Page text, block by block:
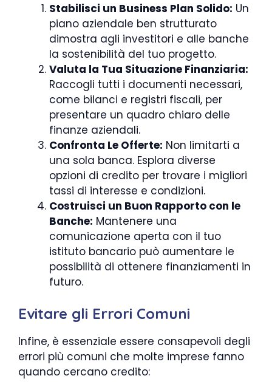
Stabilisci un Business Plan Solido: Un
piano aziendale ben strutturato
dimostra agli investitori e alle banche
la sostenibilità del tuo progetto.
Valuta la Tua Situazione Finanziaria:
Raccogli tutti i documenti necessari,
come bilanci e registri fiscali, per
presentare un quadro chiaro delle
finanze aziendali.
Confronta Le Offerte: Non limitarti a
una sola banca. Esplora diverse
opzioni di credito per trovare i migliori
tassi di interesse e condizioni.
Costruisci un Buon Rapporto con le
Banche: Mantenere una
comunicazione aperta con il tuo
istituto bancario può aumentare le
possibilità di ottenere finanziamenti in
futuro.
Evitare gli Errori Comuni
Infine, è essenziale essere consapevoli degli
errori più comuni che molte imprese fanno
quando cercano credito: